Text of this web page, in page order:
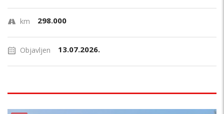
km 298.000
Objavljen 13.07.2026.